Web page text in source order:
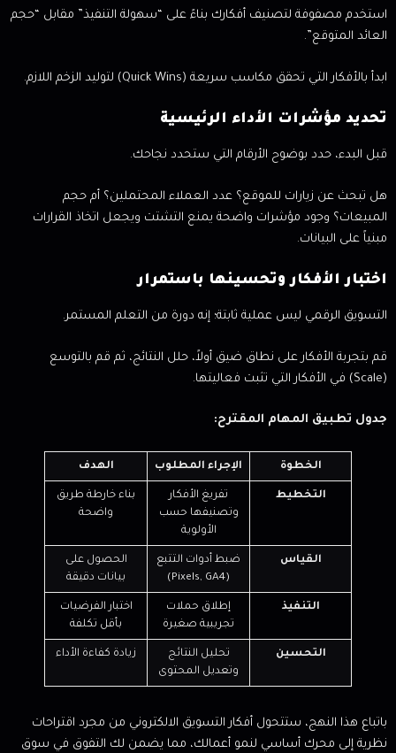
استخدم مصفوفة لتصنيف أفكارك بناءً على “سهولة التنفيذ” مقابل “حجم
العائد المتوقع”.
ابدأ بالأفكار التي تحقق مكاسب سريعة (Quick Wins) لتوليد الزخم اللازم.
تحديد مؤشرات الأداء الرئيسية
قبل البدء، حدد بوضوح الأرقام التي ستحدد نجاحك.
هل تبحث عن زيارات للموقع؟ عدد العملاء المحتملين؟ أم حجم
المبيعات؟ وجود مؤشرات واضحة يمنع التشتت ويجعل اتخاذ القرارات
مبنياً على البيانات.
اختبار الأفكار وتحسينها باستمرار
التسويق الرقمي ليس عملية ثابتة؛ إنه دورة من التعلم المستمر.
قم بتجربة الأفكار على نطاق ضيق أولاً، حلل النتائج، ثم قم بالتوسع
(Scale) في الأفكار التي تثبت فعاليتها.
جدول تطبيق المهام المقترح:
الخطوة الإجراء المطلوب الهدف
التخطيط
تفريغ الأفكار
وتصنيفها حسب
الأولوية
بناء خارطة طريق
واضحة
القياس
ضبط أدوات التتبع
(Pixels, GA4)
الحصول على
بيانات دقيقة
التنفيذ
إطلاق حملات
تجريبية صغيرة
اختبار الفرضيات
بأقل تكلفة
التحسين
تحليل النتائج
وتعديل المحتوى
زيادة كفاءة الأداء
باتباع هذا النهج، ستتحول أفكار التسويق الالكتروني من مجرد اقتراحات
نظرية إلى محرك أساسي لنمو أعمالك، مما يضمن لك التفوق في سوق